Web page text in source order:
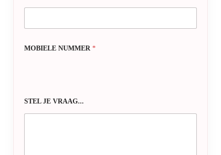
MOBIELE NUMMER*
STEL JE VRAAG...